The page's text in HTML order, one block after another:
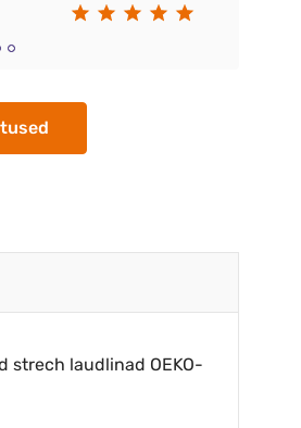
strech laudlinad OEKO-